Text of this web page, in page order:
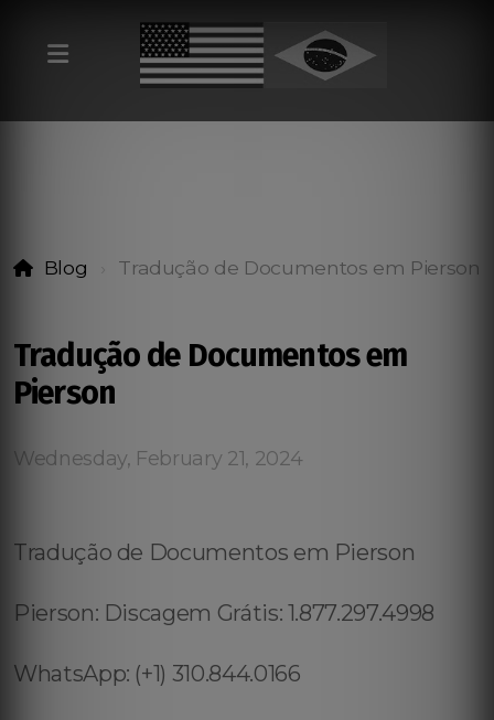
Blog Tradução de Documentos em Pierson
Tradução de Documentos em
Pierson
Wednesday, February 21, 2024
Tradução de Documentos em Pierson
Pierson: Discagem Grátis: 1.877.297.4998
WhatsApp: (+1) 310.844.0166